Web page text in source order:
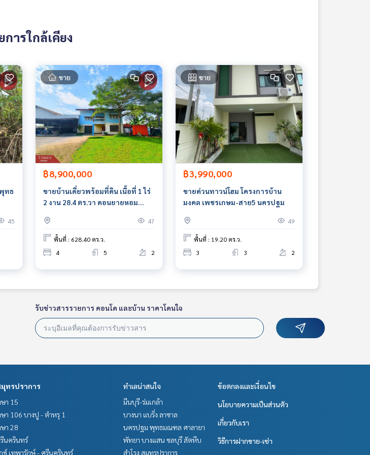
รบวงจร ด้วยความเป็นมืออาชีพ ใช้เ
การใกล้เคียง
ทธ
45
ขาย
฿8,900,000
ขายบ้านเดี่ยวพร้อมที่ดิน เนื้อที่ 1 ไร่
2 งาน 28.4 ตร.วา ดอนยายหอม
47
พื้นที่ : 628.40 ตร.ว.
4
5 2
ขาย
฿3,990,000
ขายด่วนทาวน์โฮม โครงการบ้าน
มงคล เพชรเกษม-สาย5 นครปฐม
49
พื้นที่ : 19.20 ตร.ว.
3
3 2
รับข่าวสารรายการ คอนโด และบ้าน ราคาโดนใจ
มุทรปราการ
า 15
า 106 บางปู - ตำหรุ 1
า 28
นครินทร์
เทพารักษ์ - ศรีนครินทร์
ทำเลน่าสนใจ
มีนบุรี-ร่มเกล้า
บางนา แบริ่ง ลาซาล
นครปฐม พุทธมณฑล ศาลายา
พัทยา บางแสน ชลบุรี สัตหีบ
สำโรง สมุทรปราการ
ข้อตกลงและเงื่อนไข
นโยบายความเป็นส่วนตัว
เกี่ยวกับเรา
วิธีการฝากขาย-เช่า